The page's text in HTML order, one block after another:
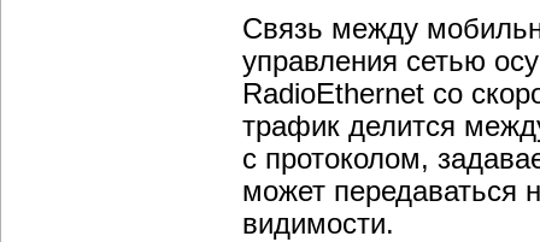
Связь между
управления сетью
RadioEthernet со
трафик делится
с протоколом,
может передаваться
видимости.